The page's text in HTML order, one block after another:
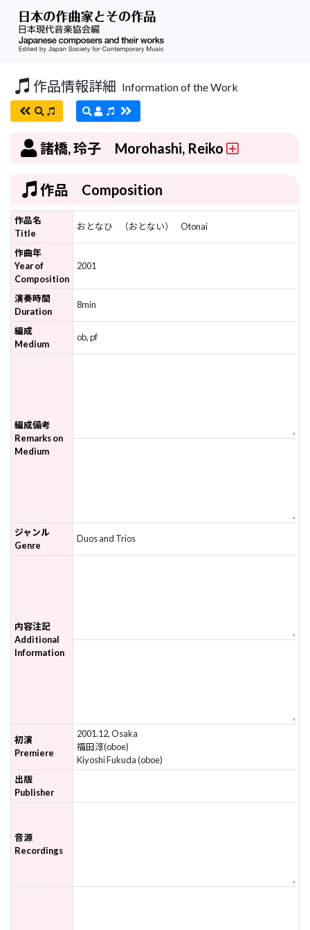
作品情報詳細 Information of the Work
諸橋, 玲子 Morohashi, Reiko
作品 Composition
作品名
Title
おとなひ （おとない） Otonai
作曲年
Year of
Composition
2001
演奏時間
Duration
8min
編成
Medium
ob, pf
編成備考
Remarks on
Medium
ジャンル
Genre
Duos and Trios
内容注記
Additional
Information
初演
Premiere
2001.12, Osaka
福田淳(oboe)
Kiyoshi Fukuda (oboe)
出版
Publisher
音源
Recordings